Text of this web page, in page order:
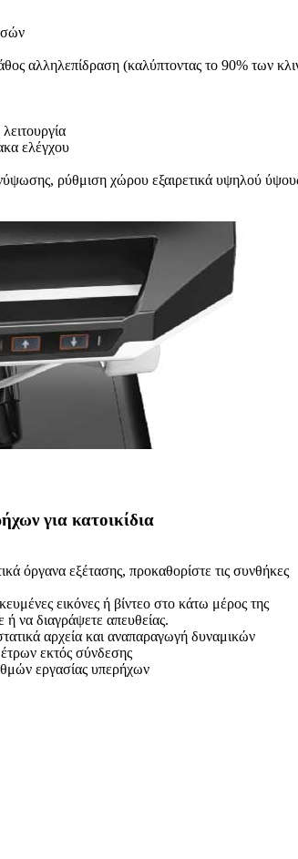
αλληλεπίδραση (καλύπτοντας το 90% των
ελέγχου
ρύθμιση χώρου εξαιρετικά υψηλού
για κατοικίδια
όργανα εξέτασης, προκαθορίστε τις συνθήκες
εικόνες ή βίντεο στο κάτω μέρος της
ή να διαγράψετε απευθείας.
αρχεία και αναπαραγωγή δυναμικών
εκτός σύνδεσης
εργασίας υπερήχων